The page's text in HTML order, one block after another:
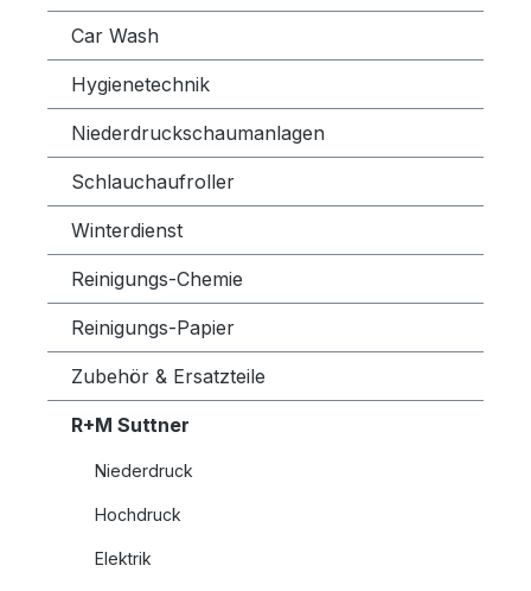
Car Wash
Hygienetechnik
Niederdruckschaumanlagen
Schlauchaufroller
Winterdienst
Reinigungs-Chemie
Reinigungs-Papier
Zubehör & Ersatzteile
R+M Suttner
Niederdruck
Hochdruck
Elektrik